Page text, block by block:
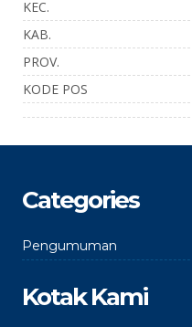
KEC.
KAB.
PROV.
KODE POS
Categories
Pengumuman
Kotak Kami